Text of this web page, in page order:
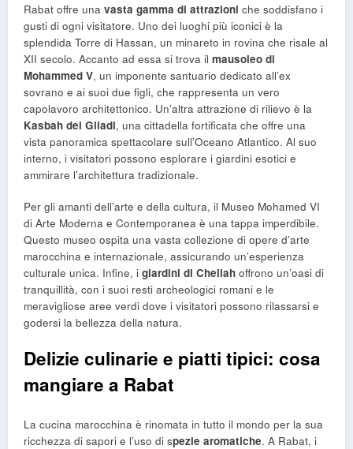
Rabat offre una vasta gamma di attrazioni che soddisfano i
gusti di ogni visitatore. Uno dei luoghi più iconici è la
splendida Torre di Hassan, un minareto in rovina che risale al
XII secolo. Accanto ad essa si trova il mausoleo di
Mohammed V, un imponente santuario dedicato all’ex
sovrano e ai suoi due figli, che rappresenta un vero
capolavoro architettonico. Un’altra attrazione di rilievo è la
Kasbah dei Gliadi, una cittadella fortificata che offre una
vista panoramica spettacolare sull’Oceano Atlantico. Al suo
interno, i visitatori possono esplorare i giardini esotici e
ammirare l’architettura tradizionale.
Per gli amanti dell’arte e della cultura, il Museo Mohamed VI
di Arte Moderna e Contemporanea è una tappa imperdibile.
Questo museo ospita una vasta collezione di opere d’arte
marocchina e internazionale, assicurando un’esperienza
culturale unica. Infine, i giardini di Chellah offrono un’oasi di
tranquillità, con i suoi resti archeologici romani e le
meravigliose aree verdi dove i visitatori possono rilassarsi e
godersi la bellezza della natura.
Delizie culinarie e piatti tipici: cosa
mangiare a Rabat
La cucina marocchina è rinomata in tutto il mondo per la sua
ricchezza di sapori e l’uso di spezie aromatiche. A Rabat, i